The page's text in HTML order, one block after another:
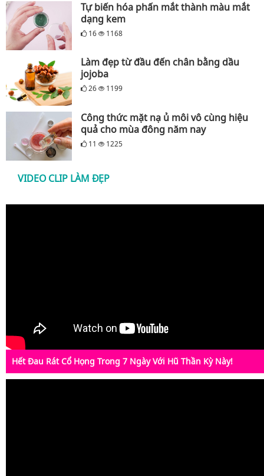
Tự biến hóa phấn mắt thành màu mắt
dạng kem
16 1168
Làm đẹp từ đầu đến chân bằng dầu
jojoba
26 1199
Công thức mặt nạ ủ môi vô cùng hiệu
quả cho mùa đông năm nay
11 1225
VIDEO CLIP LÀM ĐẸP
Hết Đau Rát Cổ Họng Trong 7 Ngày Với Hũ Thần Kỳ Này!